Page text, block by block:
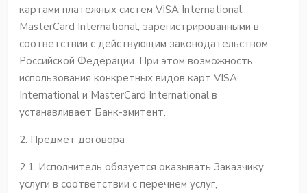
картами платежных систем VISA International,
MasterCard International, зарегистрированными в
соответствии с действующим законодательством
Российской Федерации. При этом возможность
использования конкретных видов карт VISA
International и MasterCard International в
устанавливает Банк-эмитент.
2. Предмет договора
2.1. Исполнитель обязуется оказывать Заказчику
услуги в соответствии с перечнем услуг,